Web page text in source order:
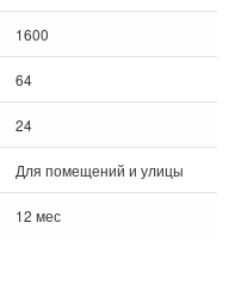
1600
64
24
Для помещений и улицы
12 мес